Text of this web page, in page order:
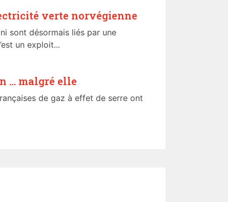
verte norvégienne
sont désormais liés par une
un exploit...
… malgré elle
de gaz à effet de serre ont